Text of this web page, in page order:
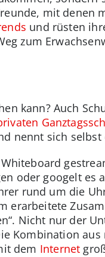
mit denen
und rüsten
zum
kann? Auch
nennt sich selbst
oder googelt es
rund um die
erarbeitete
Nicht nur der
Kombination
dem Internet